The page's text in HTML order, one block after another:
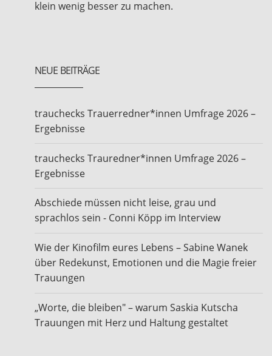
Aushändigung des fertigen Videos als
Mehr Informationen und Beispielvideos findet ihr
auf meiner Homepage:
https://mb85.de/videoschnitt-videos-schneiden-
lassen.html
Ich freue mich schon euer Hochzeitsvideo schneiden
Bis bald
Euer Filmemacher Manuel Brabant
klein wenig besser zu machen.
NEUE BEITRÄGE
trauchecks Trauerredner*innen Umfrage 2026 –
Ergebnisse
trauchecks Trauredner*innen Umfrage 2026 –
Ergebnisse
Abschiede müssen nicht leise, grau und
sprachlos sein - Conni Köpp im Interview
Wie der Kinofilm eures Lebens – Sabine Wanek
über Redekunst, Emotionen und die Magie freier
Trauungen
„Worte, die bleiben" – warum Saskia Kutscha
Trauungen mit Herz und Haltung gestaltet